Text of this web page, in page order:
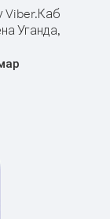
Viber.Каб
Уганда,